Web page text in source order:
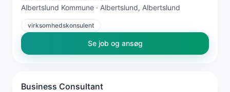
Albertslund Kommune · Albertslund, Albertslund
virksomhedskonsulent
Se job og ansøg
Business Consultant